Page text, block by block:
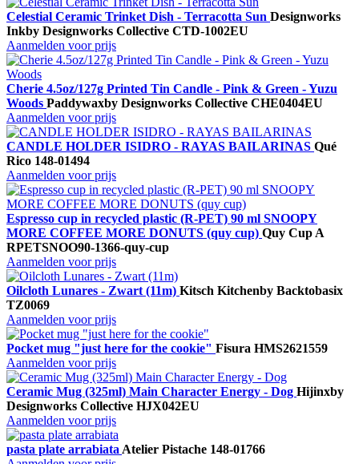
Celestial Ceramic Trinket Dish - Terracotta Sun Designworks
Inkby Designworks Collective CTD-1002EU
Aanmelden voor prijs
Cherie 4.5oz/127g Printed Tin Candle - Pink & Green - Yuzu
Woods Paddywaxby Designworks Collective CHE0404EU
Aanmelden voor prijs
CANDLE HOLDER ISIDRO - RAYAS BAILARINAS Qué
Rico 148-01494
Aanmelden voor prijs
Espresso cup in recycled plastic (R-PET) 90 ml SNOOPY
MORE COFFEE MORE DONUTS (quy cup) Quy Cup A
RPETSNOO90-1366-quy-cup
Aanmelden voor prijs
Oilcloth Lunares - Zwart (11m) Kitsch Kitchenby Backtobasix
TZ0069
Aanmelden voor prijs
Pocket mug "just here for the cookie" Fisura HMS2621559
Aanmelden voor prijs
Ceramic Mug (325ml) Main Character Energy - Dog Hijinxby
Designworks Collective HJX042EU
Aanmelden voor prijs
pasta plate arrabiata Atelier Pistache 148-01766